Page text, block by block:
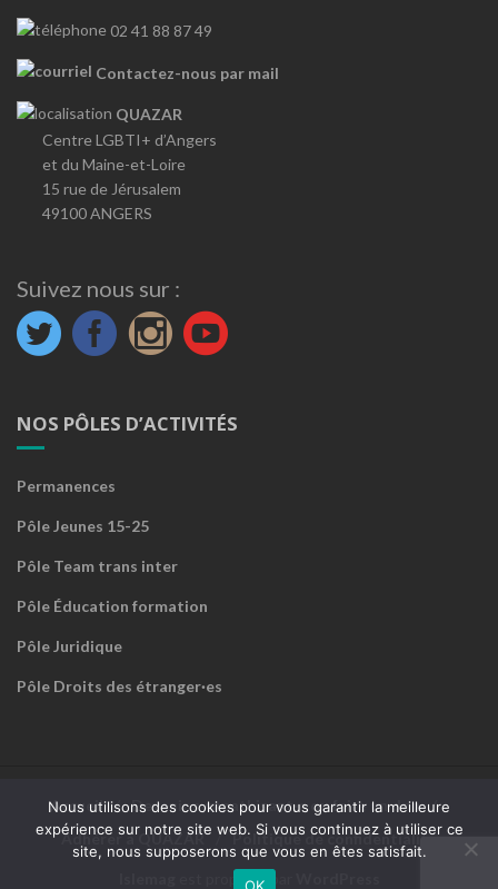
02 41 88 87 49
Contactez-nous par mail
QUAZAR
Centre LGBTI+ d’Angers
et du Maine-et-Loire
15 rue de Jérusalem
49100 ANGERS
Suivez nous sur :
NOS PÔLES D’ACTIVITÉS
Permanences
Pôle Jeunes 15-25
Pôle Team trans inter
Pôle Éducation formation
Pôle Juridique
Pôle Droits des étranger·es
Accueil
Devenir sympathisant·e ou faire un don
Adhérer à QUAZAR
Politique de confidentialité
est propulsé par
Nous utilisons des cookies pour vous garantir la meilleure
expérience sur notre site web. Si vous continuez à utiliser ce
site, nous supposerons que vous en êtes satisfait.
OK